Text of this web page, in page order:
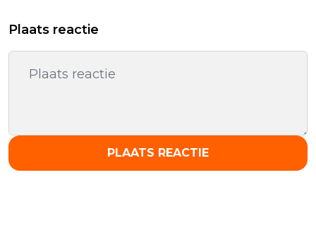
Plaats reactie
PLAATS REACTIE